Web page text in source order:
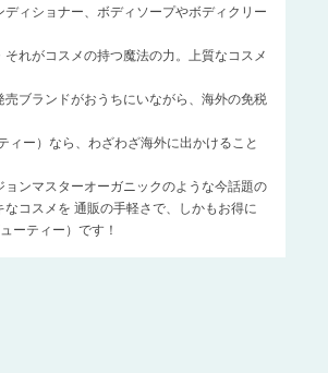
ィショナー、ボディソープやボディクリー
れがコスメの持つ魔法の力。上質なコスメ
ブランドがおうちにいながら、海外の免税
ー）なら、わざわざ海外に出かけること
ンマスターオーガニックのような今話題の
コスメを 通販の手軽さで、しかもお得に
ーティー）です！